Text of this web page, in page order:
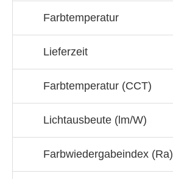
Farbtemperatur
Lieferzeit
Farbtemperatur (CCT)
Lichtausbeute (lm/W)
Farbwiedergabeindex (Ra)